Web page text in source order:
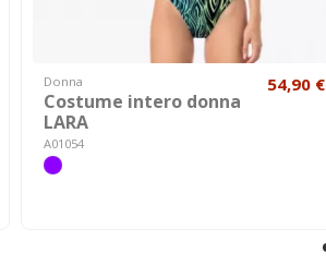
Donna
Costume intero donna
LARA
A01054
54,90 €